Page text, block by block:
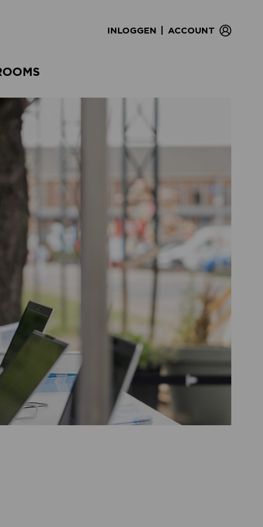
INLOGGEN ACCOUNT